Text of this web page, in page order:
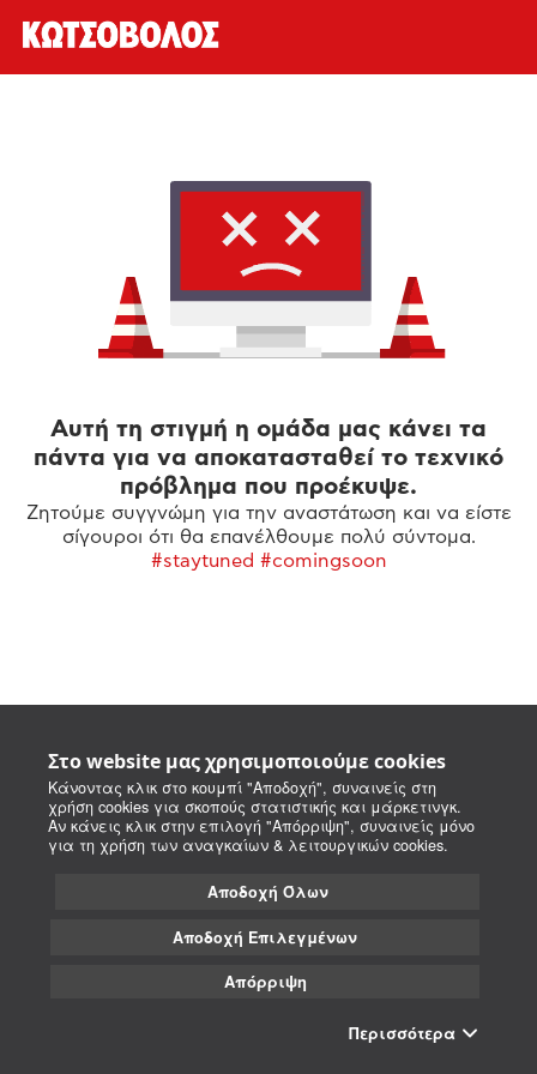
Στο website μας χρησιμοποιούμε cookies
Κάνοντας κλικ στο κουμπί "Αποδοχή", συναινείς στη
χρήση cookies για σκοπούς στατιστικής και μάρκετινγκ.
Αν κάνεις κλικ στην επιλογή "Απόρριψη", συναινείς μόνο
για τη χρήση των αναγκαίων & λειτουργικών cookies.
Αποδοχή Όλων
Αποδοχή Επιλεγμένων
Απόρριψη
Περισσότερα
Αυτή τη στιγμή η ομάδα μας κάνει τα
πάντα για να αποκατασταθεί το τεχνικό
πρόβλημα που προέκυψε.
Ζητούμε συγγνώμη για την αναστάτωση και να είστε
σίγουροι ότι θα επανέλθουμε πολύ σύντομα.
#staytuned #comingsoon